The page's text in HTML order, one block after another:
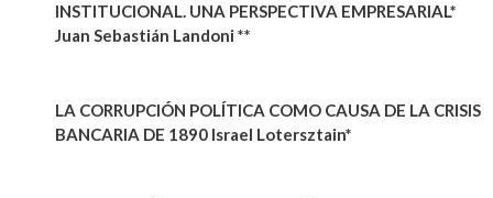
INSTITUCIONAL. UNA PERSPECTIVA EMPRESARIAL*
Juan Sebastián Landoni **
LA CORRUPCIÓN POLÍTICA COMO CAUSA DE LA CRISIS
BANCARIA DE 1890 Israel Lotersztain*